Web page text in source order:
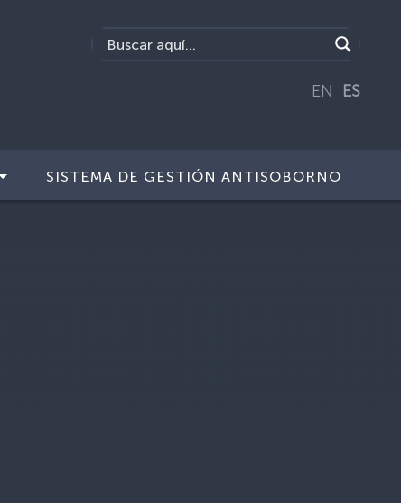
EN ES
SISTEMA DE GESTIÓN ANTISOBORNO